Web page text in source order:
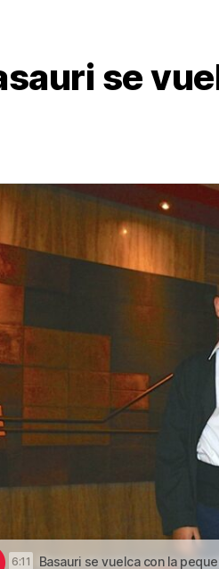
se
6:11 Basauri se vuelca con la pequeña Paula en